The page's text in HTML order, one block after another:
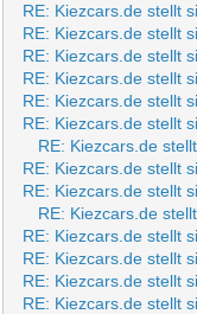
RE: Kiezcars.de stellt
RE: Kiezcars.de stellt
RE: Kiezcars.de stellt
RE: Kiezcars.de stellt
RE: Kiezcars.de stellt
RE: Kiezcars.de stellt
RE: Kiezcars.de
RE: Kiezcars.de stellt
RE: Kiezcars.de stellt
RE: Kiezcars.de
RE: Kiezcars.de stellt
RE: Kiezcars.de stellt
RE: Kiezcars.de stellt
RE: Kiezcars.de stellt